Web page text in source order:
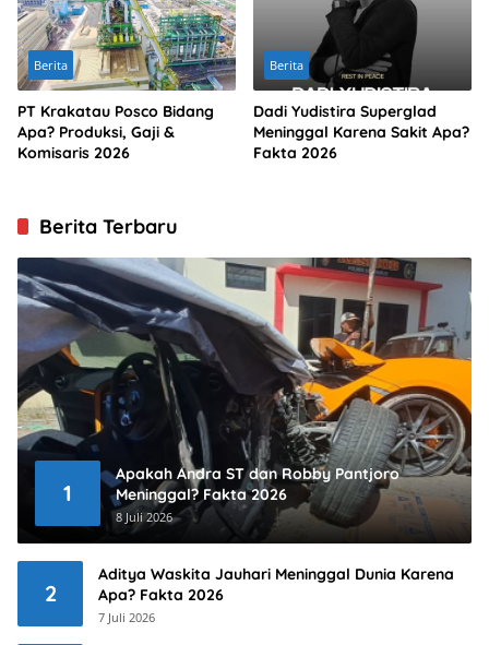
Berita
PT Krakatau Posco Bidang
Apa? Produksi, Gaji &
Komisaris 2026
Berita
Dadi Yudistira Superglad
Meninggal Karena Sakit Apa?
Fakta 2026
Berita Terbaru
1
Apakah Andra ST dan Robby Pantjoro
Meninggal? Fakta 2026
8 Juli 2026
2
Aditya Waskita Jauhari Meninggal Dunia Karena
Apa? Fakta 2026
7 Juli 2026